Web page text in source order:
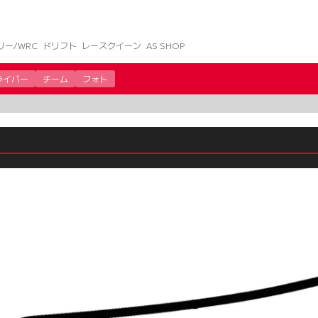
ー/WRC ドリフト レースクイーン AS SHOP
イバー チーム フォト